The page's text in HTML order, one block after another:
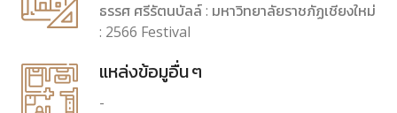
ธรรศ ศรีรัตนบัลล์ : มหาวิทยาลัยราชภัฏเชียงใหม่
: 2566 Festival
แหล่งข้อมูอื่น ๆ
-